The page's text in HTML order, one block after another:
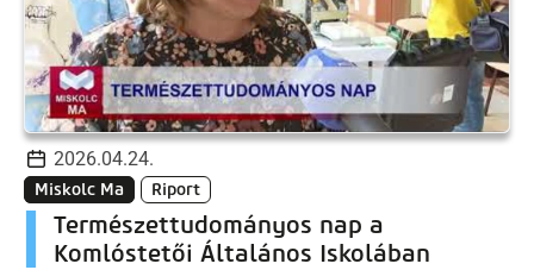
2026.04.24.
Miskolc Ma Riport
Természettudományos nap a
Komlóstetői Általános Iskolában